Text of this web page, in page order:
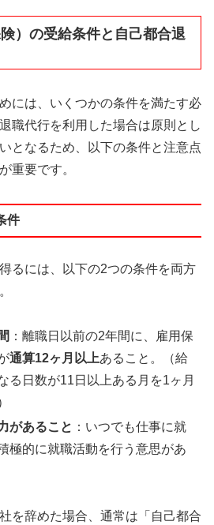
）の受給条件と自己都合退
には、いくつかの条件を満たす必
職代行を利用した場合は原則とし
となるため、以下の条件と注意点
重要です。
件
るには、以下の2つの条件を両方
：離職日以前の2年間に、雇用保
通算12ヶ月以上あること。（給
る日数が11日以上ある月を1ヶ月
があること ：いつでも仕事に就
極的に就職活動を行う意思があ
を辞めた場合、通常は「自己都合